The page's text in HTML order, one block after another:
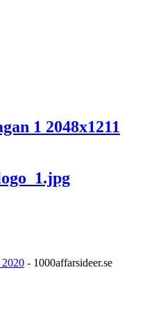
2020 - 1000affarsideer.se